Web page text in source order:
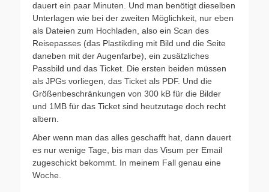
dauert ein paar Minuten. Und man benötigt dieselben
Unterlagen wie bei der zweiten Möglichkeit, nur eben
als Dateien zum Hochladen, also ein Scan des
Reisepasses (das Plastikding mit Bild und die Seite
daneben mit der Augenfarbe), ein zusätzliches
Passbild und das Ticket. Die ersten beiden müssen
als JPGs vorliegen, das Ticket als PDF. Und die
Größenbeschränkungen von 300 kB für die Bilder
und 1MB für das Ticket sind heutzutage doch recht
albern.
Aber wenn man das alles geschafft hat, dann dauert
es nur wenige Tage, bis man das Visum per Email
zugeschickt bekommt. In meinem Fall genau eine
Woche.